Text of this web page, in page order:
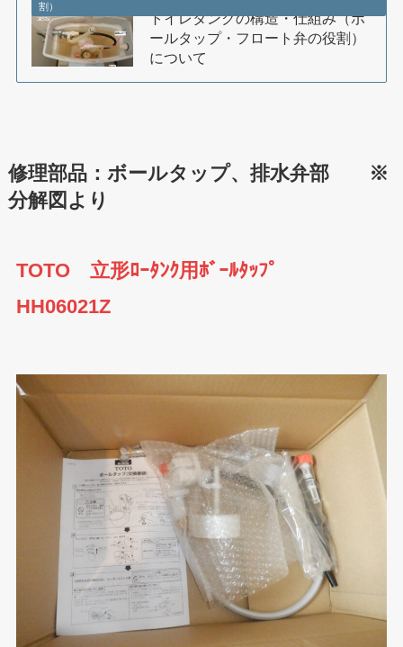
割）
トイレタンクの構造・仕組み（ボ
ールタップ・フロート弁の役割）
について
修理部品：ボールタップ、排水弁部 ※
分解図より
TOTO 立形ﾛｰﾀﾝｸ用ﾎﾞｰﾙﾀｯﾌﾟ
HH06021Z